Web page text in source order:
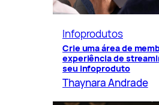
Infoprodutos
Crie uma área de
experiência de
seu infoproduto
Thaynara Andrade